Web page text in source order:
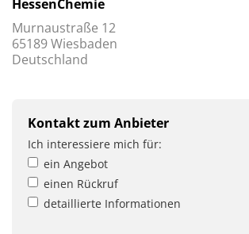
HessenChemie
Murnaustraße 12
65189 Wiesbaden
Deutschland
Kontakt zum Anbieter
Ich interessiere mich für:
ein Angebot
einen Rückruf
detaillierte Informationen